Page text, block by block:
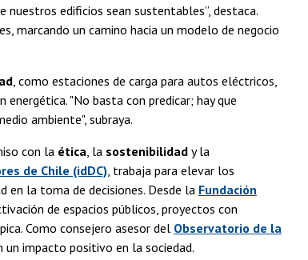
nuestros edificios sean sustentables”, destaca.
marcando un camino hacia un modelo de negocio
, como estaciones de carga para autos eléctricos,
"No basta con predicar; hay que
ambiente", subraya.
con la ética , la sostenibilidad y la
de Chile (idDC) , trabaja para elevar los
en la toma de decisiones. Desde la Fundación
de espacios públicos, proyectos con
Como consejero asesor del Observatorio de la
un impacto positivo en la sociedad.